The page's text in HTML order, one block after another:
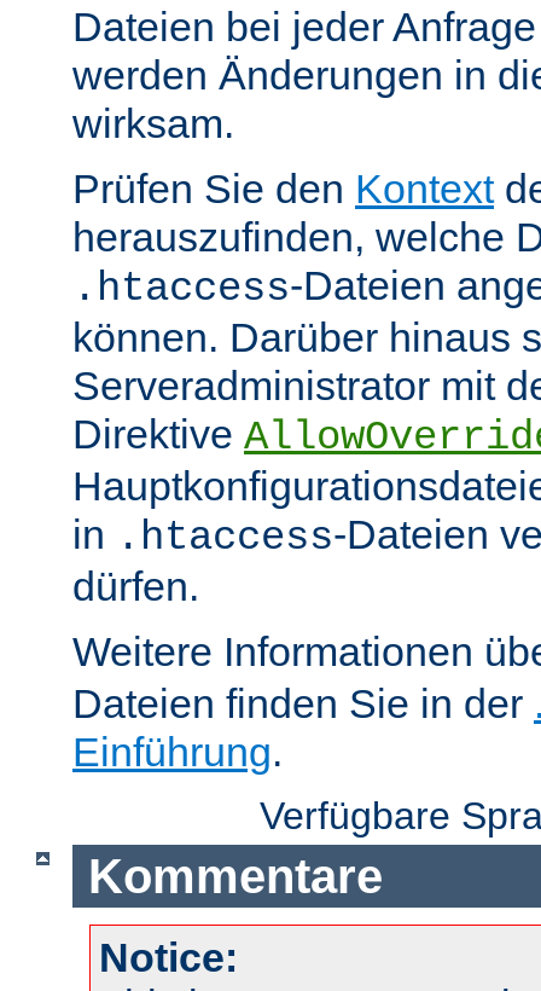
Dateien bei jeder
werden Änderungen in
wirksam.
Prüfen Sie den Kontext
herauszufinden, welche
.htaccess-Dateien
können. Darüber hinaus
Serveradministrator mit
Direktive
in .htaccess-Dateien
dürfen.
Weitere Informationen
Dateien finden Sie in der
Einführung.
Verfügbare
Kommentare
Notice: